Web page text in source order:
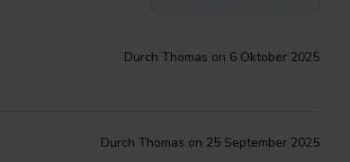
Durch Thomas on 6 Oktober 2025
Durch Thomas on 25 September 2025